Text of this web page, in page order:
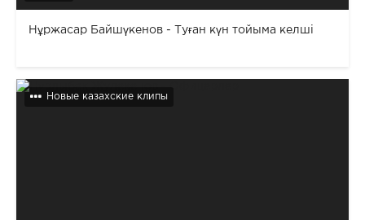
Нұржасар Байшүкенов - Туған күн тойыма келші
Новые казахские клипы